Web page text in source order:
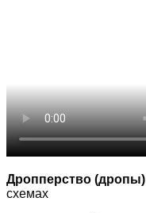
Дропперство (дропы)
схемах